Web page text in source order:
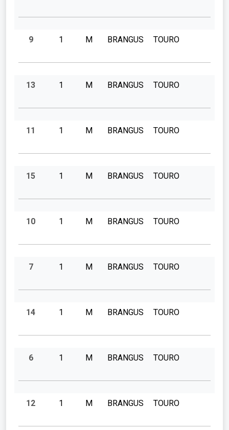
9 1 M BRANGUS TOURO
13 1 M BRANGUS TOURO
11 1 M BRANGUS TOURO
15 1 M BRANGUS TOURO
10 1 M BRANGUS TOURO
7 1 M BRANGUS TOURO
14 1 M BRANGUS TOURO
6 1 M BRANGUS TOURO
12 1 M BRANGUS TOURO